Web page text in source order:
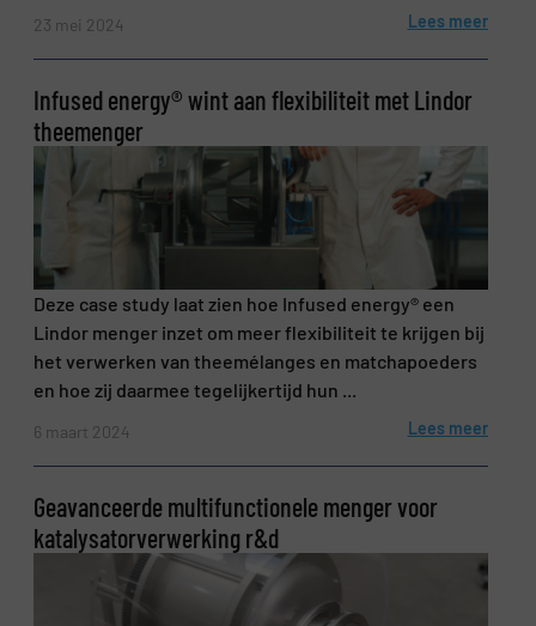
Onderwerp
Bericht(Vereist)
CAPTCHA
23 mei 2024 Lees meer
Infused energy® wint aan flexibiliteit met Lindor
theemenger
Deze case study laat zien hoe Infused energy® een
Lindor menger inzet om meer flexibiliteit te krijgen bij
het verwerken van theemélanges en matchapoeders
en hoe zij daarmee tegelijkertijd hun ...
6 maart 2024 Lees meer
Geavanceerde multifunctionele menger voor
katalysatorverwerking r&d